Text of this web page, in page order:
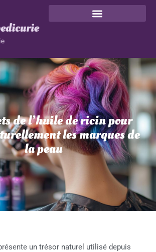
de l’huile de ricin pour
les marques de
la peau
un trésor naturel utilisé depuis